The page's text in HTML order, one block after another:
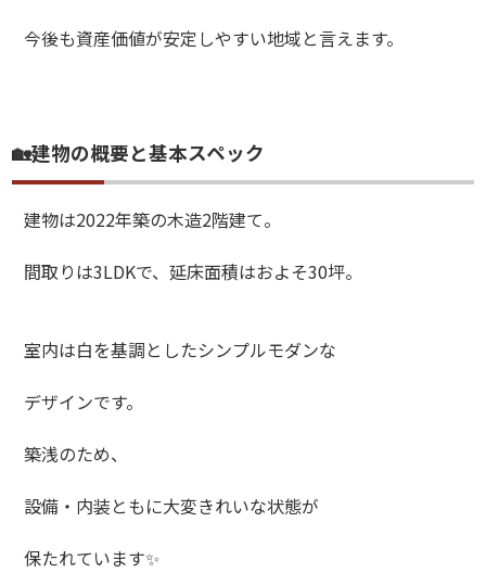
今後も資産価値が安定しやすい地域と言えます。
🏡建物の概要と基本スペック
建物は2022年築の木造2階建て。
間取りは3LDKで、延床面積はおよそ30坪。
室内は白を基調としたシンプルモダンな
デザインです。
築浅のため、
設備・内装ともに大変きれいな状態が
保たれています✨